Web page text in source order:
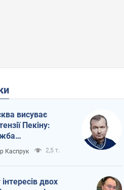
висуває
Пекіну:
на
Росії від
Каспрук 2,5 т.
інтересів двох